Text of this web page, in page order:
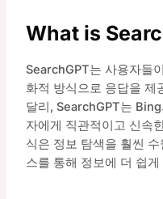
What is
SearchGPT는 사용자들
화적 방식으로 응답을 제
달리, SearchGPT는
자에게 직관적이고 신속
식은 정보 탐색을 훨씬
스를 통해 정보에 더 쉽